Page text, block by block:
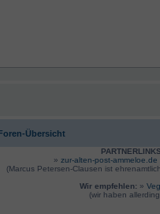
Foren-Übersicht
» zur-alten-post-ammeloe.de
(Marcus Petersen-Clausen ist
Wir empfehlen: »
(wir haben